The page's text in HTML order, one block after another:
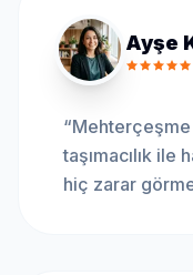
Ayşe
“
taşımacılık ile
hiç zarar